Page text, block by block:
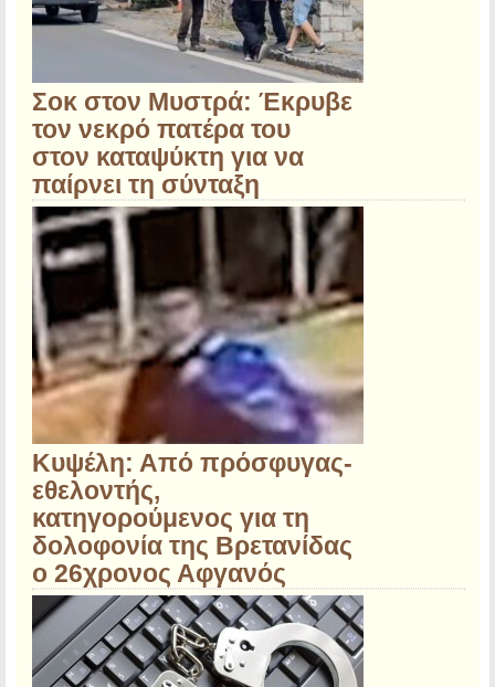
Σοκ στον Μυστρά: Έκρυβε
τον νεκρό πατέρα του
στον καταψύκτη για να
παίρνει τη σύνταξη
Κυψέλη: Από πρόσφυγας-
εθελοντής,
κατηγορούμενος για τη
δολοφονία της Βρετανίδας
ο 26χρονος Αφγανός